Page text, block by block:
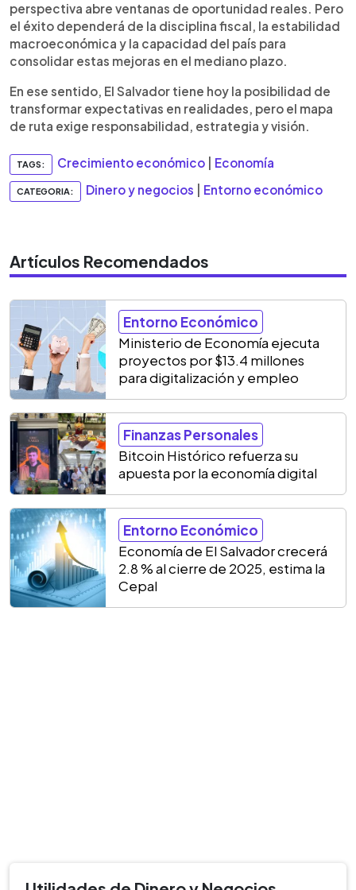
perspectiva abre ventanas de oportunidad reales. Pero
el éxito dependerá de la disciplina fiscal, la estabilidad
macroeconómica y la capacidad del país para
consolidar estas mejoras en el mediano plazo.
En ese sentido, El Salvador tiene hoy la posibilidad de
transformar expectativas en realidades, pero el mapa
de ruta exige responsabilidad, estrategia y visión.
TAGS: Crecimiento económico Economía
CATEGORIA: Dinero y negocios Entorno económico
Artículos Recomendados
Entorno Económico
Ministerio de Economía ejecuta
proyectos por $13.4 millones
para digitalización y empleo
Finanzas Personales
Bitcoin Histórico refuerza su
apuesta por la economía digital
Entorno Económico
Economía de El Salvador crecerá
2.8 % al cierre de 2025, estima la
Cepal